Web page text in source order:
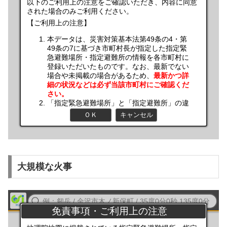
大規模な火事